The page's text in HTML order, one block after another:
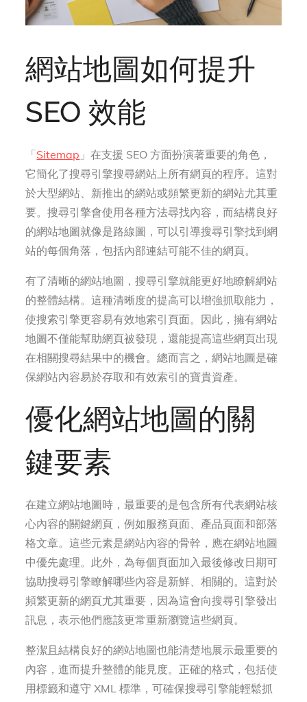
網站地圖如何提升
SEO 效能
「Sitemap 」在支援 SEO 方面扮演著重要的角色，
它簡化了搜尋引擎搜尋網站上所有網頁的程序。這對
於大型網站、新推出的網站或頻繁更新的網站尤其重
要。搜尋引擎會使用各種方法尋找內容，而結構良好
的網站地圖就像是路線圖，可以引導搜尋引擎找到網
站的每個角落，包括內部連結可能不佳的網頁。
有了清晰的網站地圖，搜尋引擎就能更好地瞭解網站
的整體結構。這種清晰度的提高可以增強抓取能力，
使搜索引擎更容易有效地索引頁面。因此，擁有網站
地圖不僅能幫助網頁被發現，還能提高這些網頁出現
在相關搜尋結果中的機會。總而言之，網站地圖是確
保網站內容易於存取和有效索引的寶貴資產。
優化網站地圖的關
鍵要素
在建立網站地圖時，最重要的是包含所有代表網站核
心內容的關鍵網頁，例如服務頁面、產品頁面和部落
格文章。這些元素是網站內容的骨幹，應在網站地圖
中優先處理。此外，為每個頁面加入最後修改日期可
協助搜尋引擎瞭解哪些內容是新鮮、相關的。這對於
頻繁更新的網頁尤其重要，因為這會向搜尋引擎發出
訊息，表示他們應該更常重新瀏覽這些網頁。
整潔且結構良好的網站地圖也能清楚地展示最重要的
內容，進而提升整體的能見度。正確的格式，包括使
用標籤和遵守 XML 標準，可確保搜尋引擎能輕鬆抓